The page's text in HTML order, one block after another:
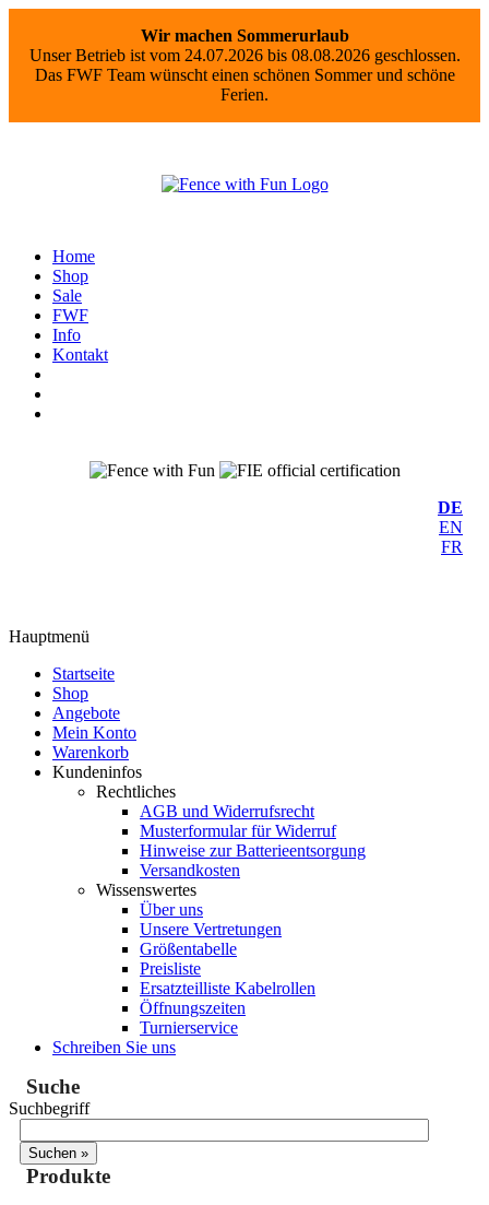
Wir machen Sommerurlaub
Unser Betrieb ist vom 24.07.2026 bis 08.08.2026 geschlossen.
Das FWF Team wünscht einen schönen Sommer und schöne
Ferien.
Home
Shop
Sale
FWF
Info
Kontakt
DE
EN
FR
Hauptmenü
Startseite
Shop
Angebote
Mein Konto
Warenkorb
Kundeninfos
Rechtliches
AGB und Widerrufsrecht
Musterformular für Widerruf
Hinweise zur Batterieentsorgung
Versandkosten
Wissenswertes
Über uns
Unsere Vertretungen
Größentabelle
Preisliste
Ersatzteilliste Kabelrollen
Öffnungszeiten
Turnierservice
Schreiben Sie uns
Suche
Suchbegriff
Produkte